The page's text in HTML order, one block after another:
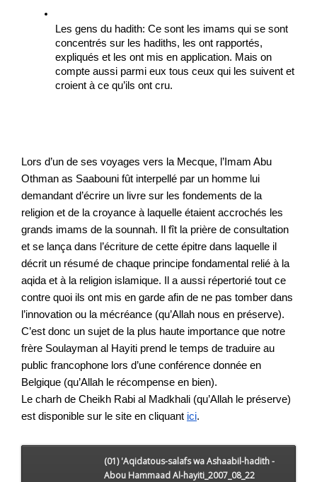
Les gens du hadith: Ce sont les imams qui se sont
concentrés sur les hadiths, les ont rapportés,
expliqués et les ont mis en application. Mais on
compte aussi parmi eux tous ceux qui les suivent et
croient à ce qu’ils ont cru.
Lors d’un de ses voyages vers la Mecque, l’Imam Abu
Othman as Saabouni fût interpellé par un homme lui
demandant d’écrire un livre sur les fondements de la
religion et de la croyance à laquelle étaient accrochés les
grands imams de la sounnah. Il fît la prière de consultation
et se lança dans l’écriture de cette épitre dans laquelle il
décrit un résumé de chaque principe fondamental relié à la
aqida et à la religion islamique. Il a aussi répertorié tout ce
contre quoi ils ont mis en garde afin de ne pas tomber dans
l’innovation ou la mécréance (qu’Allah nous en préserve).
C’est donc un sujet de la plus haute importance que notre
frère Soulayman al Hayiti prend le temps de traduire au
public francophone lors d’une conférence donnée en
Belgique (qu’Allah le récompense en bien).
Le charh de Cheikh Rabi al Madkhali (qu’Allah le préserve)
est disponible sur le site en cliquant ici.
(01) 'Aqidatous-salafs wa Ashaabil-hadith -
Abou Hammaad Al-hayiti_2007_08_22